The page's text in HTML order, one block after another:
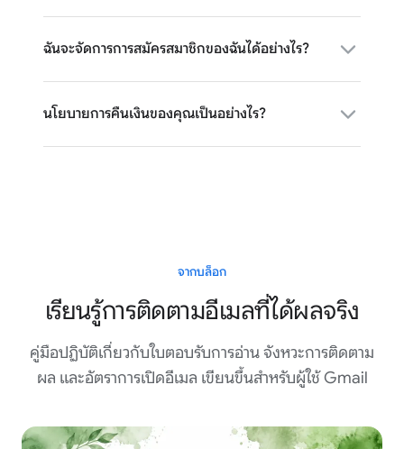
ฉันจะจัดการการสมัครสมาชิกของฉันได้อย่างไร?
นโยบายการคืนเงินของคุณเป็นอย่างไร?
จากบล็อก
เรียนรู้การติดตามอีเมลที่ได้ผลจริง
คู่มือปฏิบัติเกี่ยวกับใบตอบรับการอ่าน จังหวะการติดตาม
ผล และอัตราการเปิดอีเมล เขียนขึ้นสำหรับผู้ใช้ Gmail